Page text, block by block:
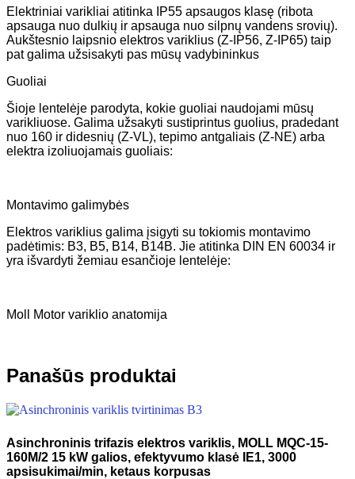
Elektriniai varikliai atitinka IP55 apsaugos klasę (ribota
apsauga nuo dulkių ir apsauga nuo silpnų vandens srovių).
Aukštesnio laipsnio elektros variklius (Z-IP56, Z-IP65) taip
pat galima užsisakyti pas mūsų vadybininkus
Guoliai
Šioje lentelėje parodyta, kokie guoliai naudojami mūsų
varikliuose. Galima užsakyti sustiprintus guolius, pradedant
nuo 160 ir didesnių (Z-VL), tepimo antgaliais (Z-NE) arba
elektra izoliuojamais guoliais:
Montavimo galimybės
Elektros variklius galima įsigyti su tokiomis montavimo
padėtimis: B3, B5, B14, B14B. Jie atitinka DIN EN 60034 ir
yra išvardyti žemiau esančioje lentelėje:
Moll Motor variklio anatomija
Panašūs produktai
Asinchroninis trifazis elektros variklis, MOLL MQC-15-
160M/2 15 kW galios, efektyvumo klasė IE1, 3000
apsisukimai/min, ketaus korpusas